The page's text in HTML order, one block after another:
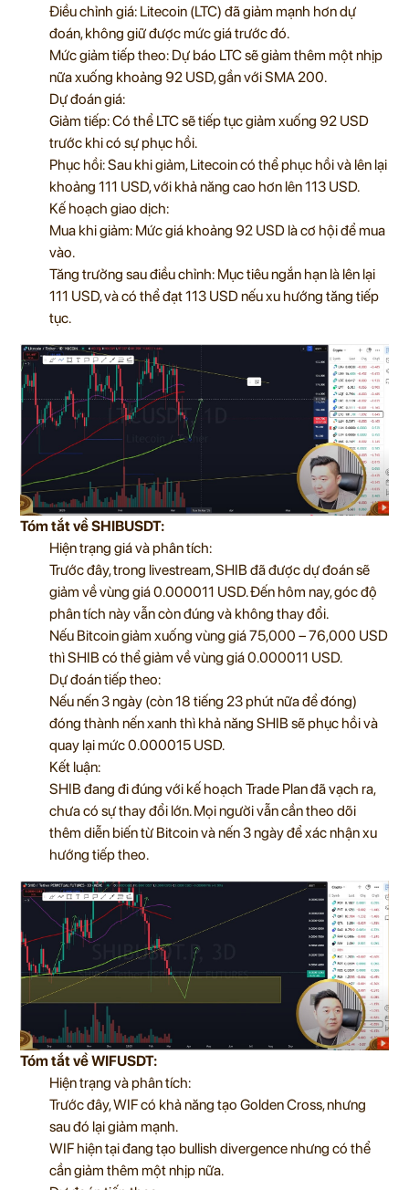
Điều chỉnh giá: Litecoin (LTC) đã giảm mạnh hơn dự
đoán, không giữ được mức giá trước đó.
Mức giảm tiếp theo: Dự báo LTC sẽ giảm thêm một nhịp
nữa xuống khoảng 92 USD, gần với SMA 200.
Dự đoán giá:
Giảm tiếp: Có thể LTC sẽ tiếp tục giảm xuống 92 USD
trước khi có sự phục hồi.
Phục hồi: Sau khi giảm, Litecoin có thể phục hồi và lên lại
khoảng 111 USD, với khả năng cao hơn lên 113 USD.
Kế hoạch giao dịch:
Mua khi giảm: Mức giá khoảng 92 USD là cơ hội để mua
vào.
Tăng trưởng sau điều chỉnh: Mục tiêu ngắn hạn là lên lại
111 USD, và có thể đạt 113 USD nếu xu hướng tăng tiếp
tục.
Tóm tắt về SHIBUSDT:
Hiện trạng giá và phân tích:
Trước đây, trong livestream, SHIB đã được dự đoán sẽ
giảm về vùng giá 0.000011 USD. Đến hôm nay, góc độ
phân tích này vẫn còn đúng và không thay đổi.
Nếu Bitcoin giảm xuống vùng giá 75,000 – 76,000 USD
thì SHIB có thể giảm về vùng giá 0.000011 USD.
Dự đoán tiếp theo:
Nếu nến 3 ngày (còn 18 tiếng 23 phút nữa để đóng)
đóng thành nến xanh thì khả năng SHIB sẽ phục hồi và
quay lại mức 0.000015 USD.
Kết luận:
SHIB đang đi đúng với kế hoạch Trade Plan đã vạch ra,
chưa có sự thay đổi lớn. Mọi người vẫn cần theo dõi
thêm diễn biến từ Bitcoin và nến 3 ngày để xác nhận xu
hướng tiếp theo.
Tóm tắt về WIFUSDT:
Hiện trạng và phân tích:
Trước đây, WIF có khả năng tạo Golden Cross, nhưng
sau đó lại giảm mạnh.
WIF hiện tại đang tạo bullish divergence nhưng có thể
cần giảm thêm một nhịp nữa.